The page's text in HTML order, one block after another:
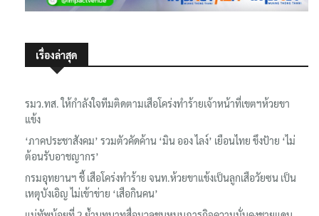
เรื่องล่าสุด
รมว.ทส. ให้กำลังใจทีมติดตามเสือโคร่งทำร้ายเจ้าหน้าที่เขตฯห้วยขา
แข้ง
‘ภาคประชาสังคม’ รวมตัวคัดค้าน ‘มิน ออง ไลง์’ เยือนไทย ขึงป้าย ‘ไม่
ต้อนรับอาชญากร’
กรมอุทยานฯ ชี้ เสือโคร่งทำร้าย จนท.ห้วยขาแข้งเป็นลูกเสือวัยซน เป็น
เหตุบังเอิญ ไม่เข้าข่าย ‘เสือกินคน’